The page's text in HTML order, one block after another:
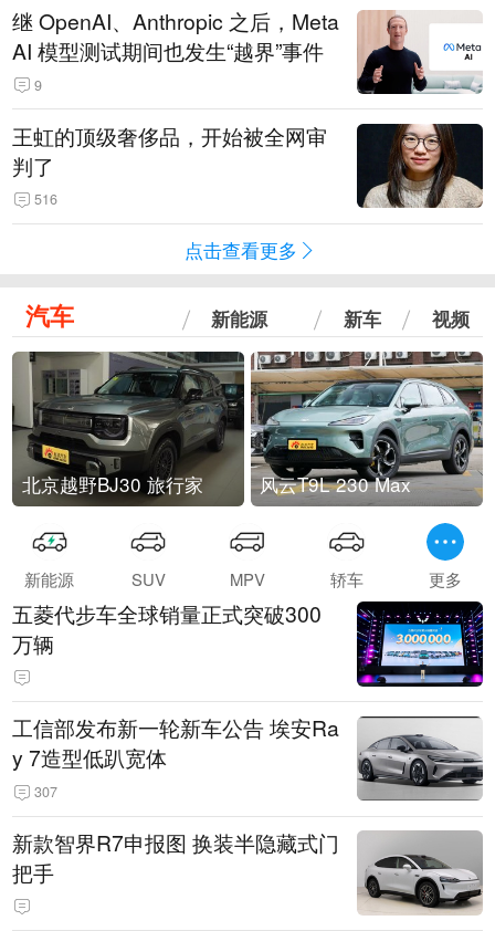
继 OpenAI、Anthropic 之后，Meta
AI 模型测试期间也发生“越界”事件
9
王虹的顶级奢侈品，开始被全网审
判了
516
点击查看更多
汽车 新能源 新车 视频
北京越野BJ30 旅行家 风云T9L 230 Max
新能源 SUV MPV 轿车 更多
五菱代步车全球销量正式突破300
万辆
工信部发布新一轮新车公告 埃安Ra
y 7造型低趴宽体
307
新款智界R7申报图 换装半隐藏式门
把手